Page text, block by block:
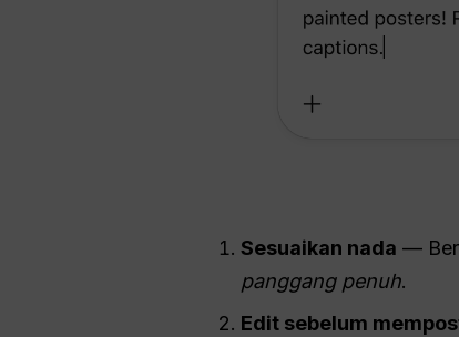
Sesuaikan nada —
panggang penuh.
Edit sebelum